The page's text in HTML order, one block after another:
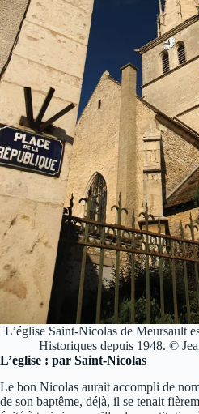
L’église Saint-Nicolas de Meursault
Historiques depuis 1948. ©
L’église : par Saint-Nicolas
Le bon Nicolas aurait accompli de
de son baptême, déjà, il se tenait